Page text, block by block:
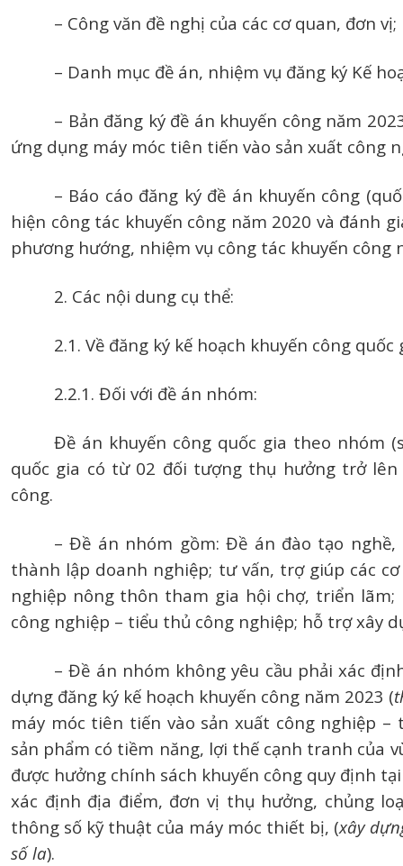
– Công văn đề nghị của các cơ quan, đơn vị;
– Danh mục đề án, nhiệm vụ đăng ký Kế
– Bản đăng ký đề án khuyến công năm
ứng dụng máy móc tiên tiến vào sản xuất công
– Báo cáo đăng ký đề án khuyến công
hiện công tác khuyến công năm 2020 và đánh
phương hướng, nhiệm vụ công tác khuyến công
2. Các nội dung cụ thể:
2.1. Về đăng ký kế hoạch khuyến công quốc
2.2.1. Đối với đề án nhóm:
Đề án khuyến công quốc gia theo nhóm
quốc gia có từ 02 đối tượng thụ hưởng trở
công.
– Đề án nhóm gồm: Đề án đào tạo
thành lập doanh nghiệp; tư vấn, trợ giúp các
nghiệp nông thôn tham gia hội chợ, triển
công nghiệp – tiểu thủ công nghiệp; hỗ trợ xây
– Đề án nhóm không yêu cầu phải xác
dựng đăng ký kế hoạch khuyến công năm 2023 (
máy móc tiên tiến vào sản xuất công nghiệp
sản phẩm có tiềm năng, lợi thế cạnh tranh của
được hưởng chính sách khuyến công quy định
xác định địa điểm, đơn vị thụ hưởng, chủng
thông số kỹ thuật của máy móc thiết bị, (xây
số la).